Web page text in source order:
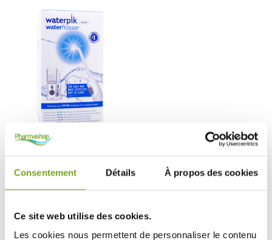
Consentement Détails À propos des cookies
Ce site web utilise des cookies.
Les cookies nous permettent de personnaliser le contenu
WATERPIK
WATERPIK NANO
70,55 €
AJOUTER AU PANIER